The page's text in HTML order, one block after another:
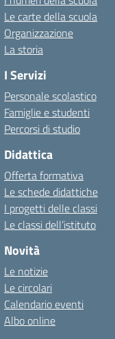
Le carte della scuola
Organizzazione
La storia
I Servizi
Personale scolastico
Famiglie e studenti
Percorsi di studio
Didattica
Offerta formativa
Le schede didattiche
I progetti delle classi
Le classi dell’istituto
Novità
Le notizie
Le circolari
Calendario eventi
Albo online